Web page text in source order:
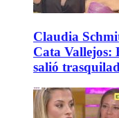
Claudia
Cata Vallejos:
salió